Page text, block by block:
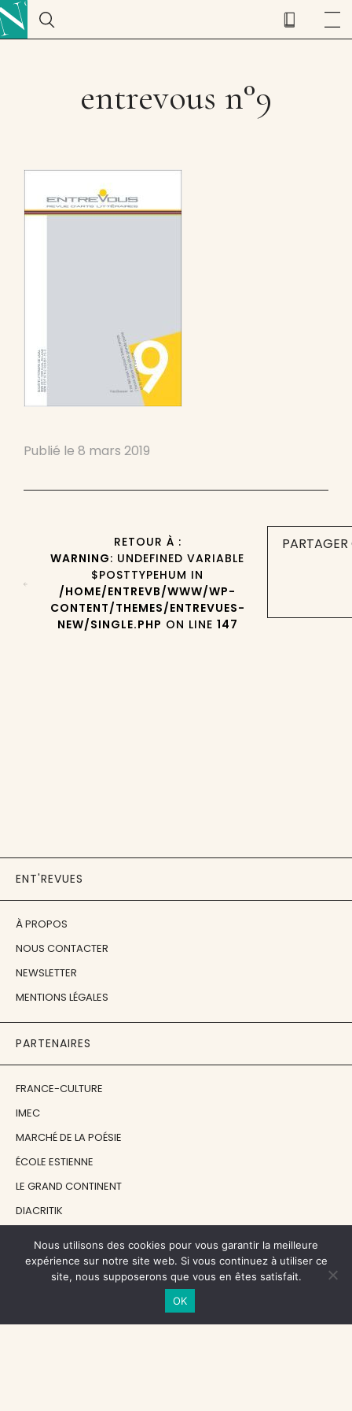
entrevous n°9
Publié le 8 mars 2019
RETOUR À :
WARNING: UNDEFINED VARIABLE
$POSTTYPEHUM IN
/HOME/ENTREVB/WWW/WP-
CONTENT/THEMES/ENTREVUES-
NEW/SINGLE.PHP ON LINE 147
ENT'REVUES
À PROPOS
NOUS CONTACTER
NEWSLETTER
MENTIONS LÉGALES
PARTENAIRES
FRANCE-CULTURE
IMEC
MARCHÉ DE LA POÉSIE
ÉCOLE ESTIENNE
LE GRAND CONTINENT
DIACRITIK
NOS SOUTIENS
CENTRE NATIONAL DU LIVRE
Nous utilisons des cookies pour vous garantir la meilleure
expérience sur notre site web. Si vous continuez à utiliser ce
site, nous supposerons que vous en êtes satisfait.
OK